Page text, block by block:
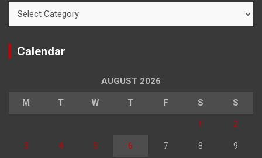
Calendar
AUGUST 2026
M T W T F S S
1 2
3 4 5 6 7 8 9